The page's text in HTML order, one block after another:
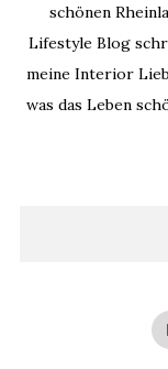
schönen
Lifestyle Blog
meine Interior
was das Leben